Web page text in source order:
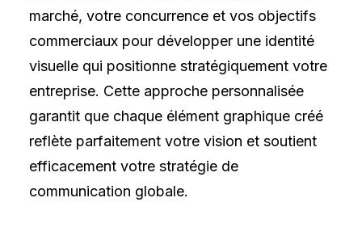
marché, votre concurrence et vos objectifs
commerciaux pour développer une identité
visuelle qui positionne stratégiquement votre
entreprise. Cette approche personnalisée
garantit que chaque élément graphique créé
reflète parfaitement votre vision et soutient
efficacement votre stratégie de
communication globale.